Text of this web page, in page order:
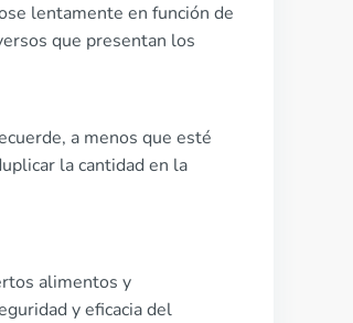
lentamente en función de
que presentan los
a menos que esté
la cantidad en la
alimentos y
y eficacia del